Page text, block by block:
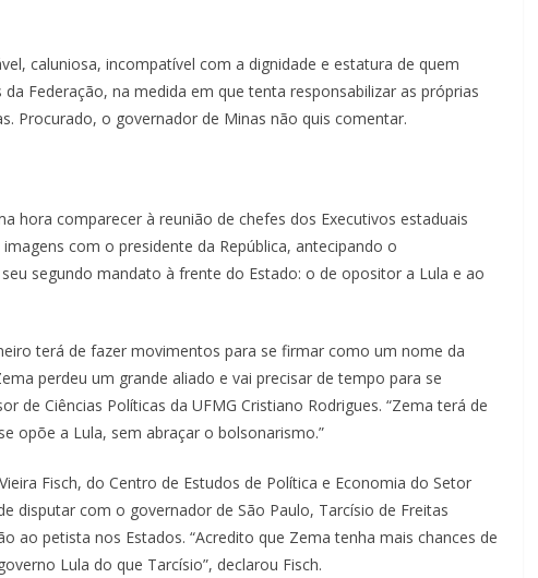
caluniosa, incompatível com a dignidade e estatura de quem
Federação, na medida em que tenta responsabilizar as próprias
Procurado, o governador de Minas não quis comentar.
hora comparecer à reunião de chefes dos Executivos estaduais
com o presidente da República, antecipando o
segundo mandato à frente do Estado: o de opositor a Lula e ao
terá de fazer movimentos para se firmar como um nome da
perdeu um grande aliado e vai precisar de tempo para se
de Ciências Políticas da UFMG Cristiano Rodrigues. “Zema terá de
opõe a Lula, sem abraçar o bolsonarismo.”
Fisch, do Centro de Estudos de Política e Economia do Setor
disputar com o governador de São Paulo, Tarcísio de Freitas
ao petista nos Estados. “Acredito que Zema tenha mais chances de
Lula do que Tarcísio”, declarou Fisch.